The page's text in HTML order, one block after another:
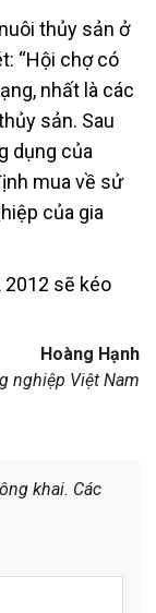
thủy sản ở
“Hội chợ có
nhất là các
sản. Sau
dụng của
mua về sử
của gia
2012 sẽ kéo
Hoàng Hạnh
nghiệp Việt Nam
khai. Các